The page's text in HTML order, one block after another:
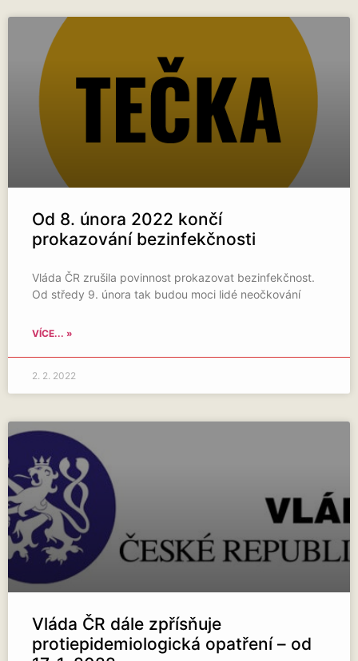
Od 8. února 2022 končí
prokazování bezinfekčnosti
Vláda ČR zrušila povinnost prokazovat bezinfekčnost.
Od středy 9. února tak budou moci lidé neočkování
VÍCE... »
2. 2. 2022
Vláda ČR dále zpřísňuje
protiepidemiologická opatření – od